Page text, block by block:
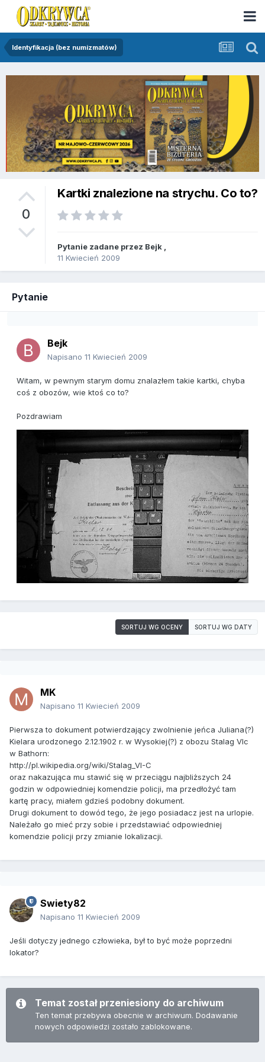
Identyfikacja (bez numizmatów)
0
Kartki znalezione na strychu. Co to?
Pytanie zadane przez Bejk
11 Kwiecień 2009
Pytanie
Bejk
Napisano 11 Kwiecień 2009
Witam, w pewnym starym domu znalazłem takie kartki, chyba
coś z obozów, wie ktoś co to?
Pozdrawiam
SORTUJ WG OCENY SORTUJ WG DATY
MK
Napisano 11 Kwiecień 2009
Pierwsza to dokument potwierdzający zwolnienie jeńca Juliana(?)
Kielara urodzonego 2.12.1902 r. w Wysokiej(?) z obozu Stalag VIc
w Bathorn:
http://pl.wikipedia.org/wiki/Stalag_VI-C
oraz nakazująca mu stawić się w przeciągu najbliższych 24
godzin w odpowiedniej komendzie policji, ma przedłożyć tam
kartę pracy, miałem gdzieś podobny dokument.
Drugi dokument to dowód tego, że jego posiadacz jest na urlopie.
Należało go mieć przy sobie i przedstawiać odpowiedniej
komendzie policji przy zmianie lokalizacji.
Swiety82
Napisano 11 Kwiecień 2009
Jeśli dotyczy jednego człowieka, był to być może poprzedni
lokator?
Temat został przeniesiony do archiwum
Ten temat przebywa obecnie w archiwum. Dodawanie
nowych odpowiedzi zostało zablokowane.